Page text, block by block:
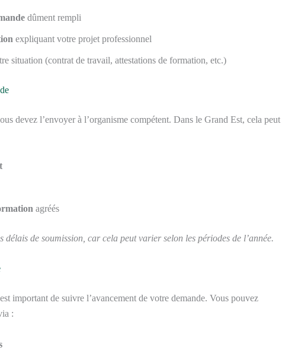
dûment rempli
expliquant votre projet professionnel
situation (contrat de travail, attestations de formation, etc.)
devez l’envoyer à l’organisme compétent. Dans le Grand Est, cela peut
agréés
délais de soumission, car cela peut varier selon les périodes de l’année.
important de suivre l’avancement de votre demande. Vous pouvez
: